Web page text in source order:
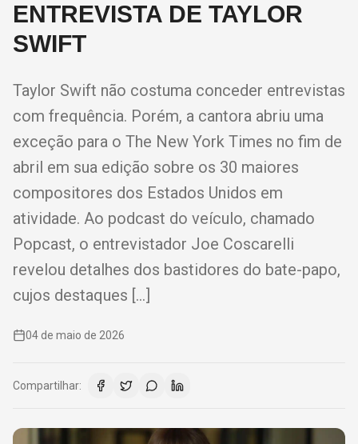
ENTREVISTA DE TAYLOR
SWIFT
Taylor Swift não costuma conceder entrevistas
com frequência. Porém, a cantora abriu uma
exceção para o The New York Times no fim de
abril em sua edição sobre os 30 maiores
compositores dos Estados Unidos em
atividade. Ao podcast do veículo, chamado
Popcast, o entrevistador Joe Coscarelli
revelou detalhes dos bastidores do bate-papo,
cujos destaques […]
04 de maio de 2026
Compartilhar: